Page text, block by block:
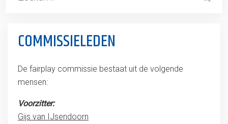
COMMISSIELEDEN
De fairplay commissie bestaat uit de volgende
mensen:
Voorzitter:
Gijs van IJsendoorn